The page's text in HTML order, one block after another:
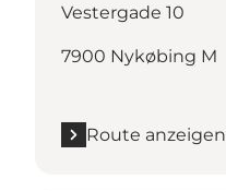
Vestergade 10
7900 Nykøbing M
Route anzeigen